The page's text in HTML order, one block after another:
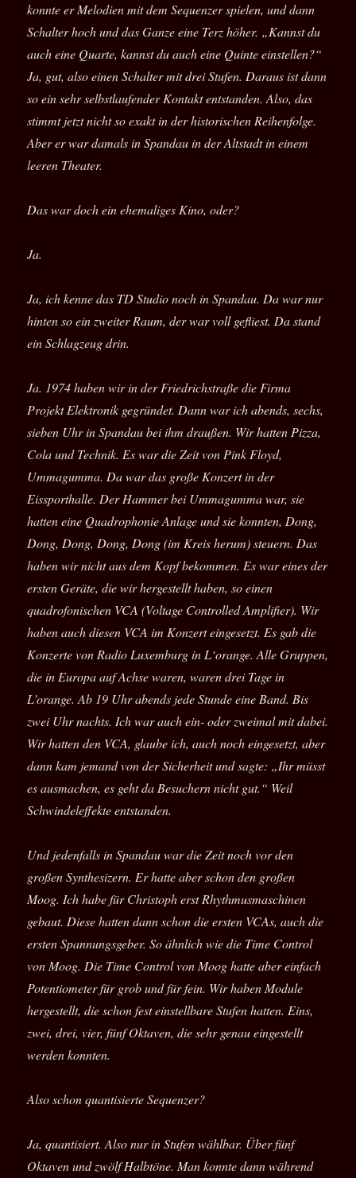
konnte er Melodien mit dem Sequenzer spielen, und dann
Schalter hoch und das Ganze eine Terz höher. „Kannst du
auch eine Quarte, kannst du auch eine Quinte einstellen?“
Ja, gut, also einen Schalter mit drei Stufen. Daraus ist dann
so ein sehr selbstlaufender Kontakt entstanden. Also, das
stimmt jetzt nicht so exakt in der historischen Reihenfolge.
Aber er war damals in Spandau in der Altstadt in einem
leeren Theater.
Das war doch ein ehemaliges Kino, oder?
Ja.
Ja, ich kenne das TD Studio noch in Spandau. Da war nur
hinten so ein zweiter Raum, der war voll gefliest. Da stand
ein Schlagzeug drin.
Ja. 1974 haben wir in der Friedrichstraße die Firma
Projekt Elektronik gegründet. Dann war ich abends, sechs,
sieben Uhr in Spandau bei ihm draußen. Wir hatten Pizza,
Cola und Technik. Es war die Zeit von Pink Floyd,
Ummagumma. Da war das große Konzert in der
Eissporthalle. Der Hammer bei Ummagumma war, sie
hatten eine Quadrophonie Anlage und sie konnten, Dong,
Dong, Dong, Dong, Dong (im Kreis herum) steuern. Das
haben wir nicht aus dem Kopf bekommen. Es war eines der
ersten Geräte, die wir hergestellt haben, so einen
quadrofonischen VCA (Voltage Controlled Amplifier). Wir
haben auch diesen VCA im Konzert eingesetzt. Es gab die
Konzerte von Radio Luxemburg in L‘orange. Alle Gruppen,
die in Europa auf Achse waren, waren drei Tage in
L’orange. Ab 19 Uhr abends jede Stunde eine Band. Bis
zwei Uhr nachts. Ich war auch ein- oder zweimal mit dabei.
Wir hatten den VCA, glaube ich, auch noch eingesetzt, aber
dann kam jemand von der Sicherheit und sagte: „Ihr müsst
es ausmachen, es geht da Besuchern nicht gut.“ Weil
Schwindeleffekte entstanden.
Und jedenfalls in Spandau war die Zeit noch vor den
großen Synthesizern. Er hatte aber schon den großen
Moog. Ich habe für Christoph erst Rhythmusmaschinen
gebaut. Diese hatten dann schon die ersten VCAs, auch die
ersten Spannungsgeber. So ähnlich wie die Time Control
von Moog. Die Time Control von Moog hatte aber einfach
Potentiometer für grob und für fein. Wir haben Module
hergestellt, die schon fest einstellbare Stufen hatten. Eins,
zwei, drei, vier, fünf Oktaven, die sehr genau eingestellt
werden konnten.
Also schon quantisierte Sequenzer?
Ja, quantisiert. Also nur in Stufen wählbar. Über fünf
Oktaven und zwölf Halbtöne. Man konnte dann während